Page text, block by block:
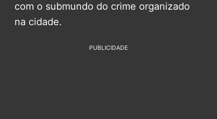
com o submundo do crime organizado
na cidade.
PUBLICIDADE